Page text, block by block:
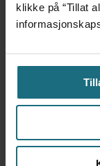
klikke på “Tillat
Debatt og